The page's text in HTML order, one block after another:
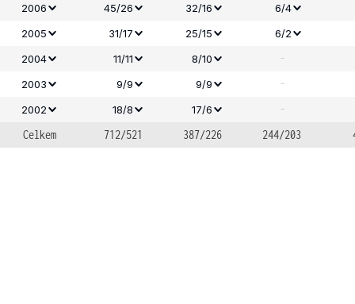
2006
45/26 32/16 6/4
2005
31/17 25/15
6/2
2004
11/11 8/10 -
2003 9/9 9/9 -
2002 18/8 17/6
-
Celkem
712/521 387/226 244/203